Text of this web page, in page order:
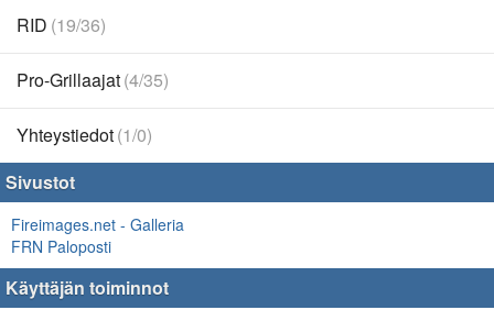
RID (19/36)
Pro-Grillaajat(4/35)
Yhteystiedot(1/0)
Sivustot
Fireimages.net - Galleria
FRN Paloposti
Käyttäjän toiminnot